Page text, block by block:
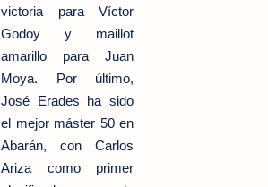
victoria para Víctor
Godoy y maillot
amarillo para Juan
Moya. Por último,
José Erades ha sido
el mejor máster 50 en
Abarán, con Carlos
Ariza como primer